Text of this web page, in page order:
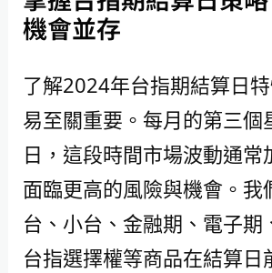
機會並存
了解2024年台指期結算日
易至關重要。每月的第三個
日，這段時間市場波動通常
面臨更高的風險與機會。我
台、小台、金融期、電子期
台指選擇權等商品在結算日